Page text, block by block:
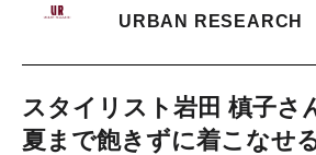
URBAN RESEARCH
スタイリスト岩田 槙子さ
夏まで飽きずに着こなせ